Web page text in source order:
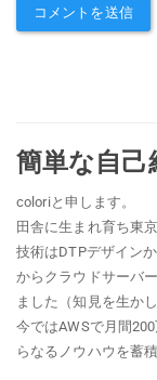
簡単な自己
coloriと申します。
田舎に生まれ育ち東京
技術はDTPデザイン
からクラウドサーバ
ました（知見を生か
今ではAWSで月間
らなるノウハウを蓄